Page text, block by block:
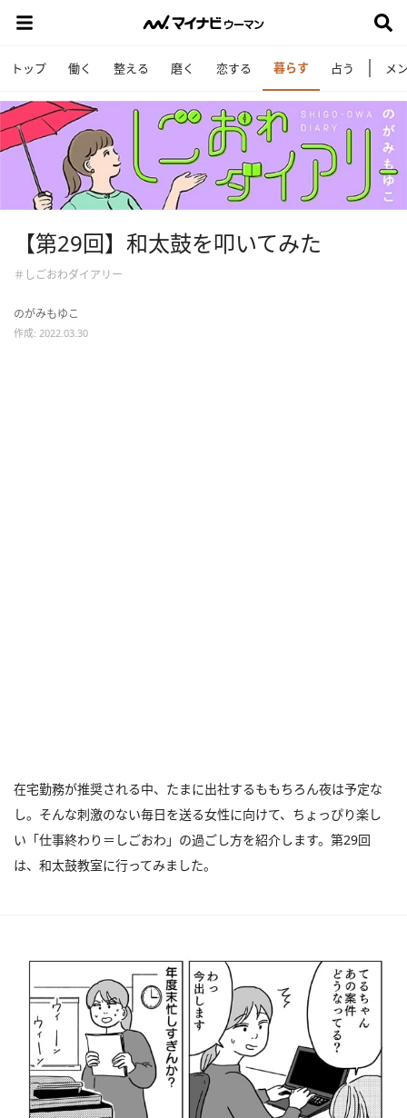
トップ 働く 整える 磨く 恋する 暮らす 占う メ
【第29回】和太鼓を叩いてみた
＃しごおわダイアリー
のがみもゆこ
作成: 2022.03.30
在宅勤務が推奨される中、たまに出社するももちろん夜は予定な
し。そんな刺激のない毎日を送る女性に向けて、ちょっぴり楽し
い「仕事終わり＝しごおわ」の過ごし方を紹介します。第29回
は、和太鼓教室に行ってみました。